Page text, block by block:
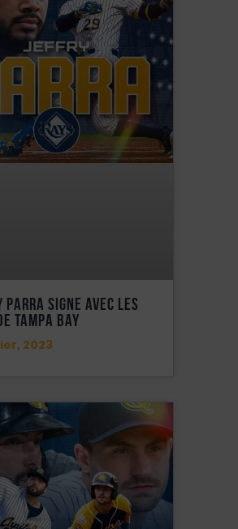
Signe Avec Les
Tampa Bay
2023